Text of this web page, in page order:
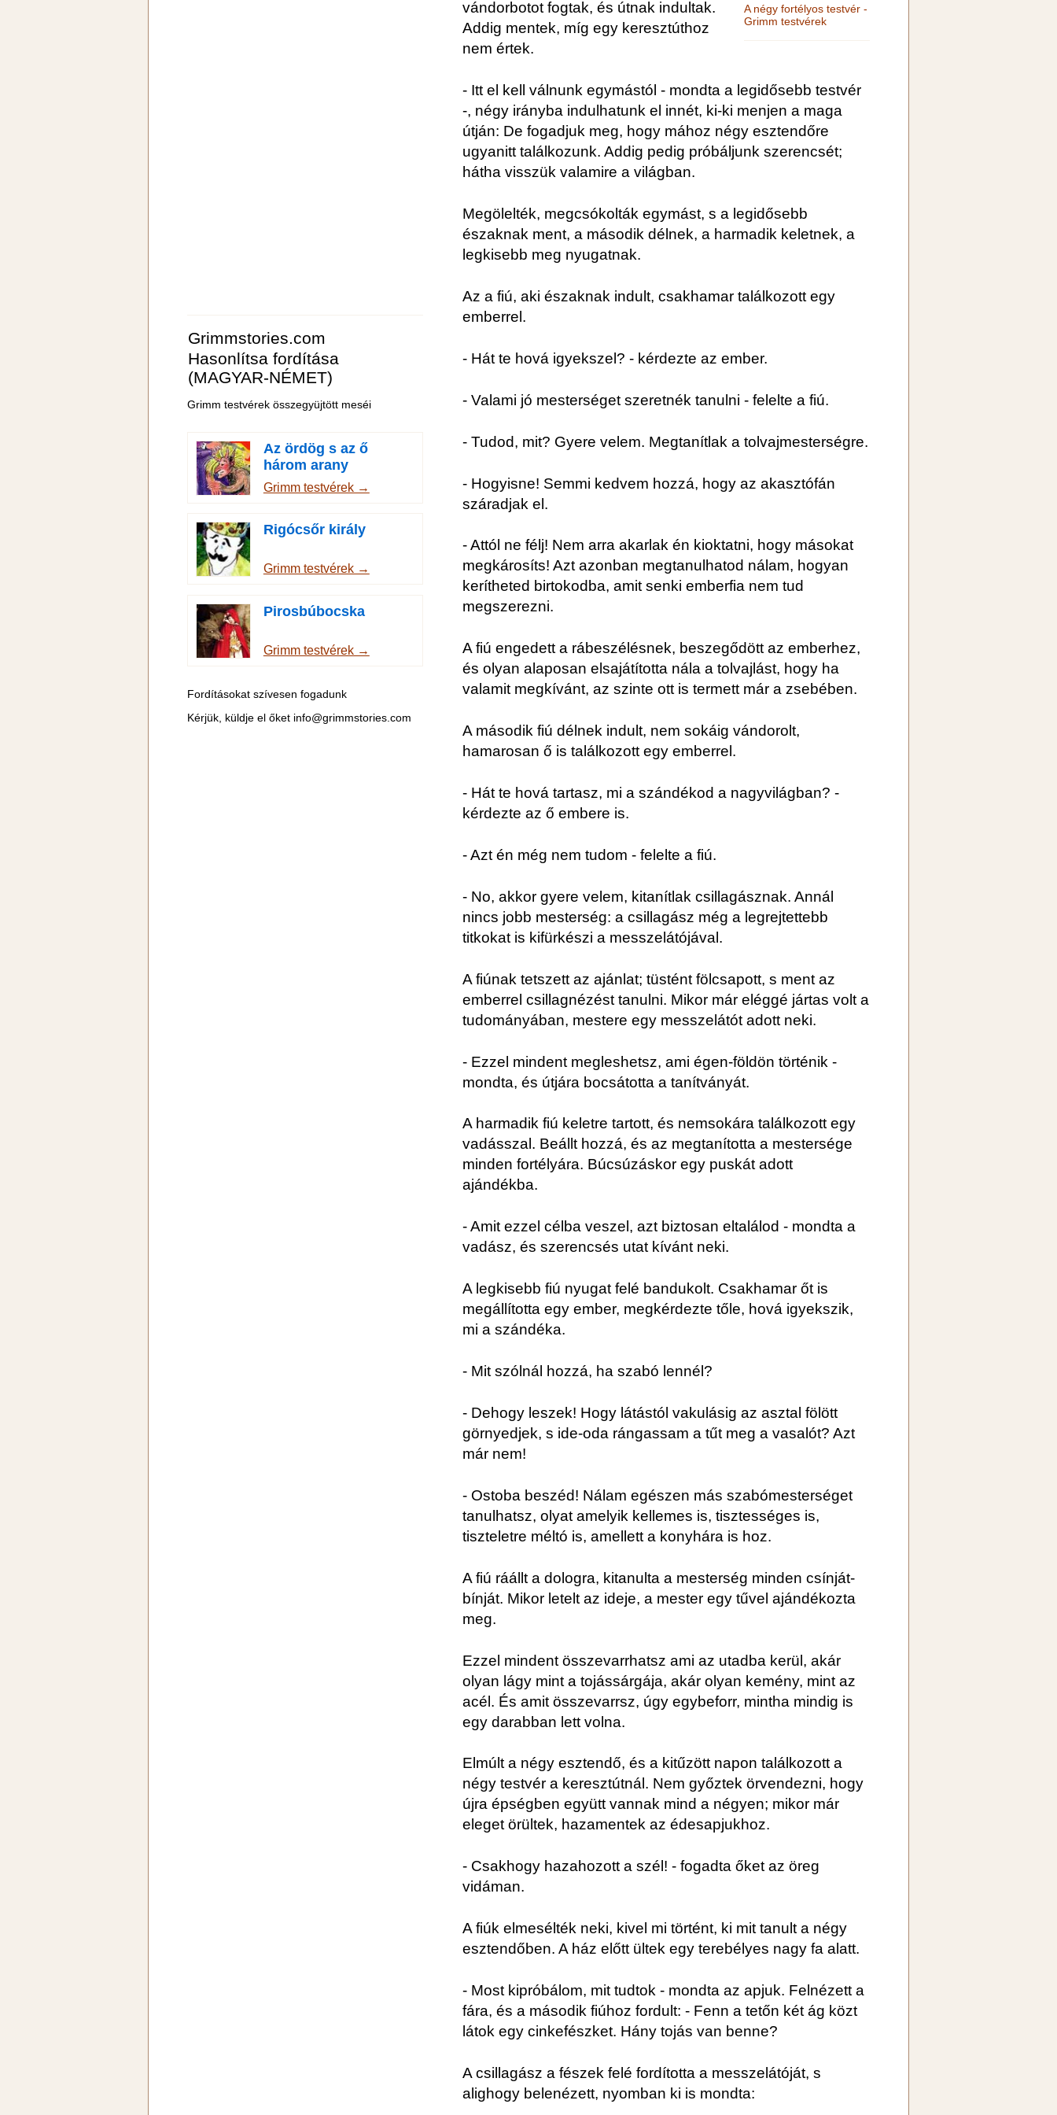
Grimmstories.com
Hasonlítsa fordítása
(MAGYAR-NÉMET)
Grimm testvérek összegyüjtött meséi
Az ördög s az ő
három arany
hajaszála
Grimm testvérek →
Rigócsőr király
Grimm testvérek →
Pirosbúbocska
Grimm testvérek →
Fordításokat szívesen fogadunk
Kérjük, küldje el őket info@grimmstories.com
A négy fortélyos testvér -
Grimm testvérek
vándorbotot fogtak, és útnak indultak.
Addig mentek, míg egy keresztúthoz
nem értek.
- Itt el kell válnunk egymástól - mondta a legidősebb testvér
-, négy irányba indulhatunk el innét, ki-ki menjen a maga
útján: De fogadjuk meg, hogy mához négy esztendőre
ugyanitt találkozunk. Addig pedig próbáljunk szerencsét;
hátha visszük valamire a világban.
Megölelték, megcsókolták egymást, s a legidősebb
északnak ment, a második délnek, a harmadik keletnek, a
legkisebb meg nyugatnak.
Az a fiú, aki északnak indult, csakhamar találkozott egy
emberrel.
- Hát te hová igyekszel? - kérdezte az ember.
- Valami jó mesterséget szeretnék tanulni - felelte a fiú.
- Tudod, mit? Gyere velem. Megtanítlak a tolvajmesterségre.
- Hogyisne! Semmi kedvem hozzá, hogy az akasztófán
száradjak el.
- Attól ne félj! Nem arra akarlak én kioktatni, hogy másokat
megkárosíts! Azt azonban megtanulhatod nálam, hogyan
kerítheted birtokodba, amit senki emberfia nem tud
megszerezni.
A fiú engedett a rábeszélésnek, beszegődött az emberhez,
és olyan alaposan elsajátította nála a tolvajlást, hogy ha
valamit megkívánt, az szinte ott is termett már a zsebében.
A második fiú délnek indult, nem sokáig vándorolt,
hamarosan ő is találkozott egy emberrel.
- Hát te hová tartasz, mi a szándékod a nagyvilágban? -
kérdezte az ő embere is.
- Azt én még nem tudom - felelte a fiú.
- No, akkor gyere velem, kitanítlak csillagásznak. Annál
nincs jobb mesterség: a csillagász még a legrejtettebb
titkokat is kifürkészi a messzelátójával.
A fiúnak tetszett az ajánlat; tüstént fölcsapott, s ment az
emberrel csillagnézést tanulni. Mikor már eléggé jártas volt a
tudományában, mestere egy messzelátót adott neki.
- Ezzel mindent megleshetsz, ami égen-földön történik -
mondta, és útjára bocsátotta a tanítványát.
A harmadik fiú keletre tartott, és nemsokára találkozott egy
vadásszal. Beállt hozzá, és az megtanította a mestersége
minden fortélyára. Búcsúzáskor egy puskát adott
ajándékba.
- Amit ezzel célba veszel, azt biztosan eltalálod - mondta a
vadász, és szerencsés utat kívánt neki.
A legkisebb fiú nyugat felé bandukolt. Csakhamar őt is
megállította egy ember, megkérdezte tőle, hová igyekszik,
mi a szándéka.
- Mit szólnál hozzá, ha szabó lennél?
- Dehogy leszek! Hogy látástól vakulásig az asztal fölött
görnyedjek, s ide-oda rángassam a tűt meg a vasalót? Azt
már nem!
- Ostoba beszéd! Nálam egészen más szabómesterséget
tanulhatsz, olyat amelyik kellemes is, tisztességes is,
tiszteletre méltó is, amellett a konyhára is hoz.
A fiú ráállt a dologra, kitanulta a mesterség minden csínját-
bínját. Mikor letelt az ideje, a mester egy tűvel ajándékozta
meg.
Ezzel mindent összevarrhatsz ami az utadba kerül, akár
olyan lágy mint a tojássárgája, akár olyan kemény, mint az
acél. És amit összevarrsz, úgy egybeforr, mintha mindig is
egy darabban lett volna.
Elmúlt a négy esztendő, és a kitűzött napon találkozott a
négy testvér a keresztútnál. Nem győztek örvendezni, hogy
újra épségben együtt vannak mind a négyen; mikor már
eleget örültek, hazamentek az édesapjukhoz.
- Csakhogy hazahozott a szél! - fogadta őket az öreg
vidáman.
A fiúk elmesélték neki, kivel mi történt, ki mit tanult a négy
esztendőben. A ház előtt ültek egy terebélyes nagy fa alatt.
- Most kipróbálom, mit tudtok - mondta az apjuk. Felnézett a
fára, és a második fiúhoz fordult: - Fenn a tetőn két ág közt
látok egy cinkefészket. Hány tojás van benne?
A csillagász a fészek felé fordította a messzelátóját, s
alighogy belenézett, nyomban ki is mondta: